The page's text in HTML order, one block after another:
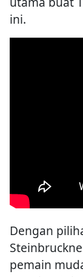
ini.
Dengan
pemain